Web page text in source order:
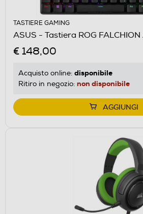
TASTIERE GAMING
ASUS - Tastiera ROG
€ 148,00
Acquisto online: disponibile
Ritiro in negozio: non disponibile
AGGIUNGI